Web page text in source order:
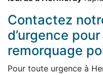
Contactez
d’urgence
remorquage
Pour toute urgence à